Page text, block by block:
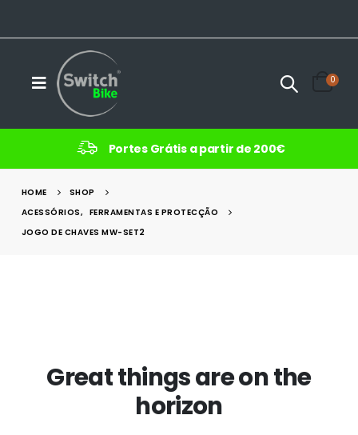
0
Portes Grátis a partir de 200€
HOME
SHOP
ACESSÓRIOS, FERRAMENTAS E PROTECÇÃO
JOGO DE CHAVES MW-SET2
Great things are on the
horizon